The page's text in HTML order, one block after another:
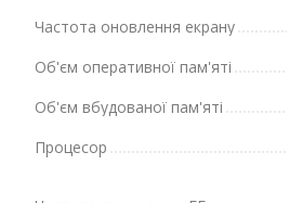
Частота оновлення екрану
Об'єм оперативної пам'яті
Об'єм вбудованої пам'яті
Процесор